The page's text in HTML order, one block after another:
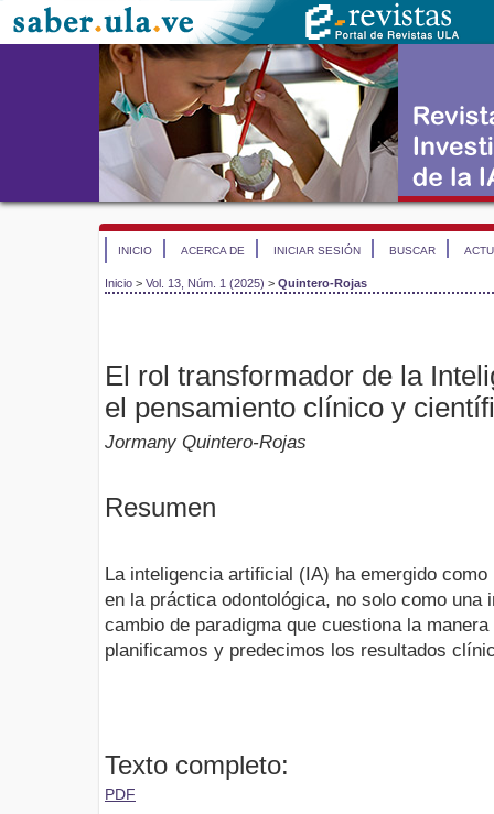
INICIO ACERCA DE INICIAR SESIÓN BUSCAR
Inicio > Vol. 13, Núm. 1 (2025) > Quintero-Rojas
El rol transformador de la
el pensamiento clínico y
Jormany Quintero-Rojas
Resumen
La inteligencia artificial (IA) ha emergido
en la práctica odontológica, no solo como una
cambio de paradigma que cuestiona la
planificamos y predecimos los resultados
Texto completo:
PDF